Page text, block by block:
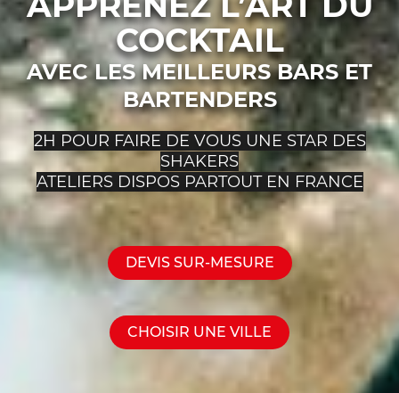
COCKTAIL
AVEC LES MEILLEURS BARS ET
BARTENDERS
2H POUR FAIRE DE VOUS UNE STAR DES
SHAKERS
ATELIERS DISPOS PARTOUT EN FRANCE
DEVIS SUR-MESURE
CHOISIR UNE VILLE